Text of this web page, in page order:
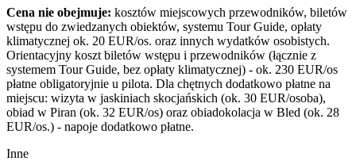
Cena nie obejmuje: kosztów miejscowych przewodników, biletów
wstępu do zwiedzanych obiektów, systemu Tour Guide, opłaty
klimatycznej ok. 20 EUR/os. oraz innych wydatków osobistych.
Orientacyjny koszt biletów wstępu i przewodników (łącznie z
systemem Tour Guide, bez opłaty klimatycznej) - ok. 230 EUR/os
płatne obligatoryjnie u pilota. Dla chętnych dodatkowo płatne na
miejscu: wizyta w jaskiniach skocjańskich (ok. 30 EUR/osoba),
obiad w Piran (ok. 32 EUR/os) oraz obiadokolacja w Bled (ok. 28
EUR/os.) - napoje dodatkowo płatne.
Inne